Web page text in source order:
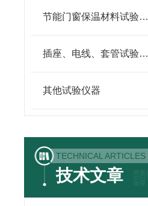
节能门窗保温材料试验仪器
插座、电线、套管试验仪器
其他试验仪器
TECHNICAL ARTICLES
技术文章